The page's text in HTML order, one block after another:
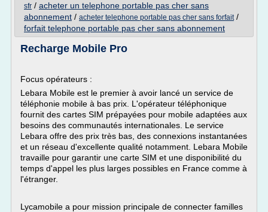
sfr / acheter un telephone portable pas cher sans
abonnement / acheter telephone portable pas cher sans forfait/
forfait telephone portable pas cher sans abonnement
Recharge Mobile Pro
Focus opérateurs :
Lebara Mobile est le premier à avoir lancé un service de
téléphonie mobile à bas prix. L'opérateur téléphonique
fournit des cartes SIM prépayées pour mobile adaptées aux
besoins des communautés internationales. Le service
Lebara offre des prix très bas, des connexions instantanées
et un réseau d'excellente qualité notamment. Lebara Mobile
travaille pour garantir une carte SIM et une disponibilité du
temps d'appel les plus larges possibles en France comme à
l'étranger.
Lycamobile a pour mission principale de connecter familles